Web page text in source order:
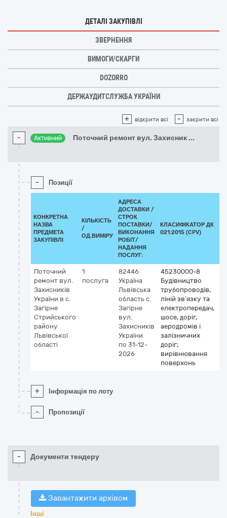
ДЕТАЛІ ЗАКУПІВЛІ
ЗВЕРНЕННЯ
ВИМОГИ/СКАРГИ
DOZORRO
ДЕРЖАУДИТСЛУЖБА УКРАЇНИ
+ відкрити всі - закрити всі
- Активний Поточний ремонт вул. Захисник ...
- Позиції
КОНКРЕТНА
НАЗВА
ПРЕДМЕТА
ЗАКУПІВЛІ
КІЛЬКІСТЬ
/
ОД.ВИМІРУ
АДРЕСА
ДОСТАВКИ /
СТРОК
ПОСТАВКИ/
ВИКОНАННЯ
РОБІТ/
НАДАННЯ
ПОСЛУГ:
КЛАСИФІКАТОР ДК
021:2015 (CPV)
Поточний
ремонт вул.
Захисників
України в с.
Загірне
Стрийського
району
Львівської
області
1
послуга
82446
Україна
Львівська
область с.
Загірне
вул.
Захисників
України
по 31-12-
2026
45230000-8
Будівництво
трубопроводів,
ліній зв’язку та
електропередач,
шосе, доріг,
аеродромів і
залізничних
доріг;
вирівнювання
поверхонь
+ Інформація по лоту
- Пропозиції
- Документи тендеру
Завантажити архівом
Інші